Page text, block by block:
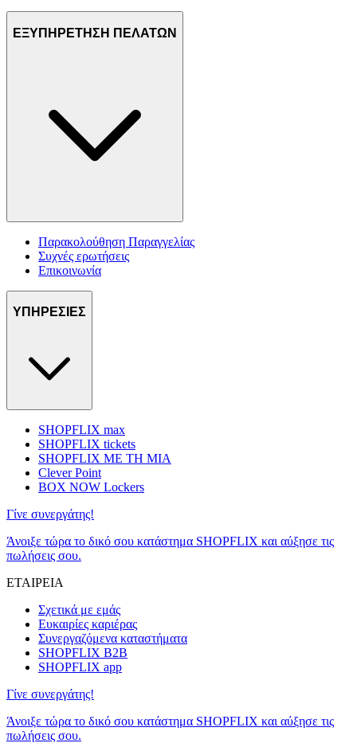
ΕΞΥΠΗΡΕΤΗΣΗ ΠΕΛΑΤΩΝ
Παρακολούθηση Παραγγελίας
Συχνές ερωτήσεις
Επικοινωνία
ΥΠΗΡΕΣΙΕΣ
SHOPFLIX max
SHOPFLIX tickets
SHOPFLIX ΜΕ ΤΗ ΜΙΑ
Clever Point
BOX NOW Lockers
Γίνε συνεργάτης!
Άνοιξε τώρα το δικό σου κατάστημα SHOPFLIX και αύξησε τις
πωλήσεις σου.
ΕΤΑΙΡΕΙΑ
Σχετικά με εμάς
Ευκαιρίες καριέρας
Συνεργαζόμενα καταστήματα
SHOPFLIX B2B
SHOPFLIX app
Γίνε συνεργάτης!
Άνοιξε τώρα το δικό σου κατάστημα SHOPFLIX και αύξησε τις
πωλήσεις σου.